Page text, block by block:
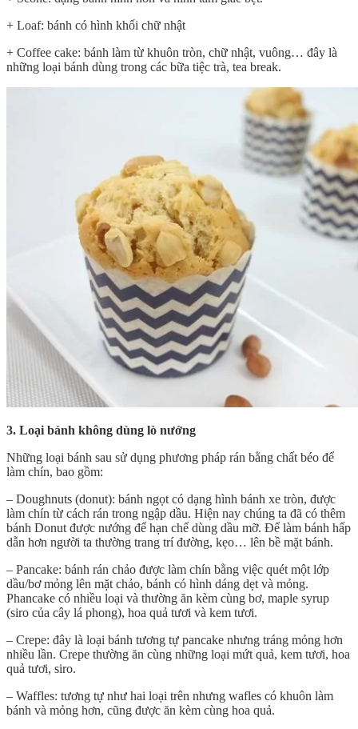
+ Loaf: bánh có hình khối chữ nhật
+ Coffee cake: bánh làm từ khuôn tròn, chữ nhật, vuông… đây là
những loại bánh dùng trong các bữa tiệc trà, tea break.
3. Loại bánh không dùng lò nướng
Những loại bánh sau sử dụng phương pháp rán bằng chất béo để
làm chín, bao gồm:
– Doughnuts (donut): bánh ngọt có dạng hình bánh xe tròn, được
làm chín từ cách rán trong ngập dầu. Hiện nay chúng ta đã có thêm
bánh Donut được nướng để hạn chế dùng dầu mỡ. Để làm bánh hấp
dẫn hơn người ta thường trang trí đường, kẹo… lên bề mặt bánh.
– Pancake: bánh rán chảo được làm chín bằng việc quét một lớp
dầu/bơ mỏng lên mặt chảo, bánh có hình dáng dẹt và mỏng.
Phancake có nhiều loại và thường ăn kèm cùng bơ, maple syrup
(siro của cây lá phong), hoa quả tươi và kem tươi.
– Crepe: đây là loại bánh tương tự pancake nhưng tráng mỏng hơn
nhiều lần. Crepe thường ăn cùng những loại mứt quả, kem tươi, hoa
quả tươi, siro.
– Waffles: tương tự như hai loại trên nhưng wafles có khuôn làm
bánh và mỏng hơn, cũng được ăn kèm cùng hoa quả.